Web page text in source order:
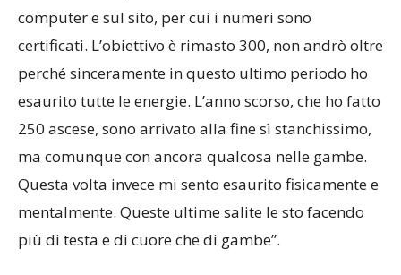
“Ad oggi sono arrivato a quota 293 volte. Ho un
Garmin che mi permette di scaricare tutti i dati sul
computer e sul sito, per cui i numeri sono
certificati. L’obiettivo è rimasto 300, non andrò oltre
perché sinceramente in questo ultimo periodo ho
esaurito tutte le energie. L’anno scorso, che ho fatto
250 ascese, sono arrivato alla fine sì stanchissimo,
ma comunque con ancora qualcosa nelle gambe.
Questa volta invece mi sento esaurito fisicamente e